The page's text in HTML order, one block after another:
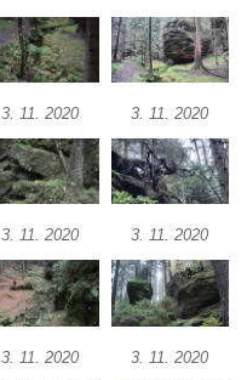
3. 11. 2020 3. 11. 2020
3. 11. 2020 3. 11. 2020
3. 11. 2020 3. 11. 2020